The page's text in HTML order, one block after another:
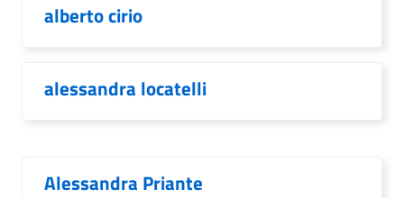
alberto cirio
alessandra locatelli
Alessandra Priante